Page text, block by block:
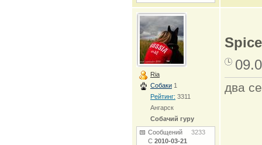
Ria
Собаки 1
Рейтинг: 3311
Ангарск
Собачий гуру
Сообщений 3233
С 2010-03-21
Spice
два